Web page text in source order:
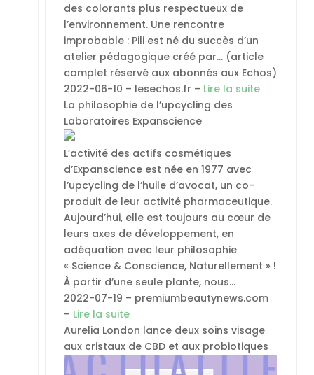
des colorants plus respectueux de
l’environnement. Une rencontre
improbable : Pili est né du succès d’un
atelier pédagogique créé par… (article
complet réservé aux abonnés aux Echos)
2022-06-10 – lesechos.fr – Lire la suite
La philosophie de l’upcycling des
Laboratoires Expanscience
L’activité des actifs cosmétiques
d’Expanscience est née en 1977 avec
l’upcycling de l’huile d’avocat, un co-
produit de leur activité pharmaceutique.
Aujourd’hui, elle est toujours au cœur de
leurs axes de développement, en
adéquation avec leur philosophie
« Science & Conscience, Naturellement » !
À partir d’une seule plante, nous…
2022-07-19 – premiumbeautynews.com
– Lire la suite
Aurelia London lance deux soins visage
aux cristaux de CBD et aux probiotiques